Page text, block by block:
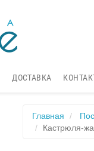
ДОСТАВКА
Главная
Кастрюля-